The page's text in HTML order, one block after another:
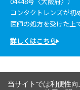
コンタクトレンズが初
医師の処方を受けた上
詳しくはこちら
当サイトでは利便性